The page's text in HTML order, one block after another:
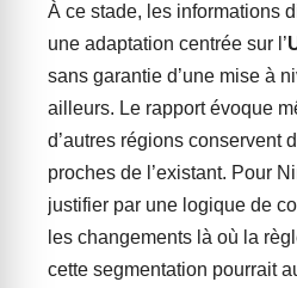
À ce stade, les informations
une adaptation centrée sur l’
sans garantie d’une mise à
ailleurs. Le rapport évoque
d’autres régions conservent
proches de l’existant. Pour
justifier par une logique de
les changements là où la
cette segmentation pourrait